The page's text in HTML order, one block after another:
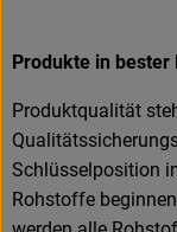
Produkte in bester
Produktqualität
Schlüsselposition
Rohstoffe